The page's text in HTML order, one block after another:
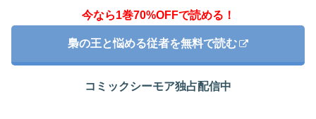
今なら1巻70%OFFで読める！
梟の王と悩める従者を無料で読む
コミックシーモア独占配信中